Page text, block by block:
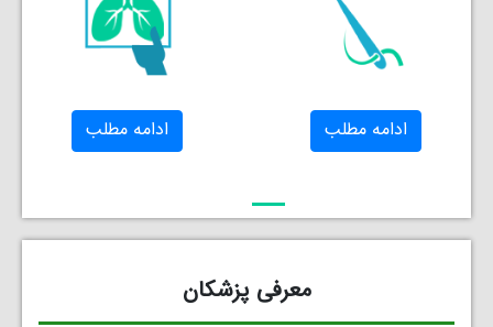
ادامه مطلب ادامه مطلب
معرفی پزشکان